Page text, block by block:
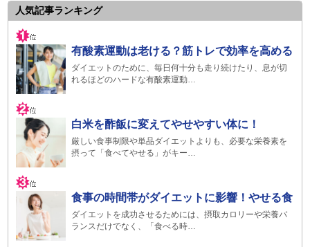
人気記事ランキング
有酸素運動は老ける？筋トレで効率を高める
ダイエットのために、毎日何十分も走り続けたり、息が切
れるほどのハードな有酸素運動…
白米を酢飯に変えてやせやすい体に！
厳しい食事制限や単品ダイエットよりも、必要な栄養素を
摂って「食べてやせる」がキー…
食事の時間帯がダイエットに影響！やせる食
ダイエットを成功させるためには、摂取カロリーや栄養バ
ランスだけでなく、「食べる時…